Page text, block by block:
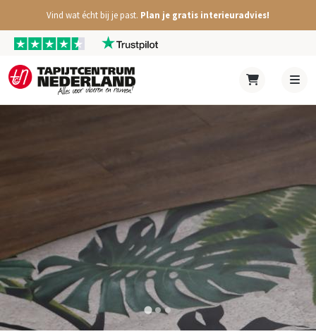
Vind wat écht bij je past. Plan je gratis interieuradvies!